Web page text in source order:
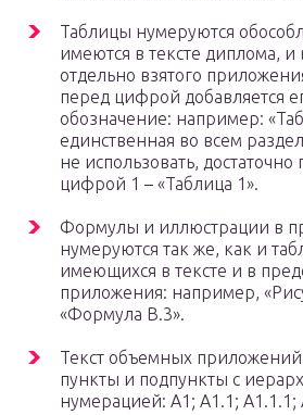
Таблицы нумеруются
имеются в тексте диплома, и
отдельно взятого
перед цифрой добавляется
обозначение: например:
единственная во всем
не использовать,
цифрой 1 – «Таблица 1».
Формулы и иллюстрации в
нумеруются так же, как и
имеющихся в тексте и в
приложения: например,
«Формула В.3».
Текст объемных приложений
пункты и подпункты с
нумерацией: А1; А1.1; А1.1.1;